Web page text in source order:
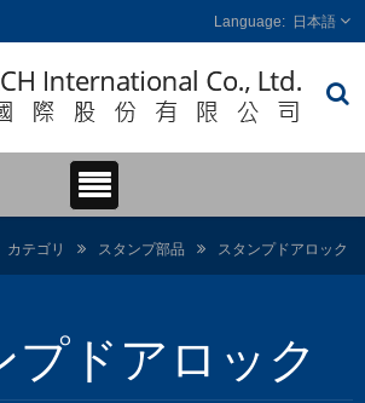
日本語
カテゴリ スタンプ部品 スタンプドアロック
プドアロック